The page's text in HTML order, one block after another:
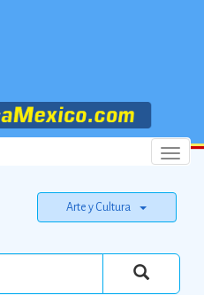
Menu
Arte y Cultura